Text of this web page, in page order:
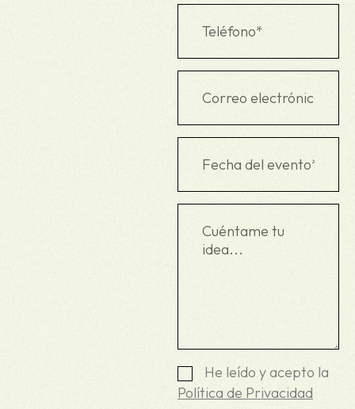
He leído y acepto la
Política de Privacidad